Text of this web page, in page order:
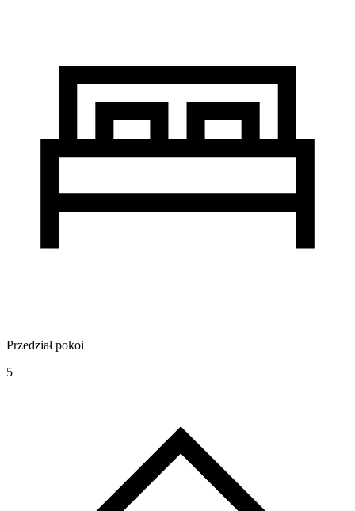
Przedział pokoi
5